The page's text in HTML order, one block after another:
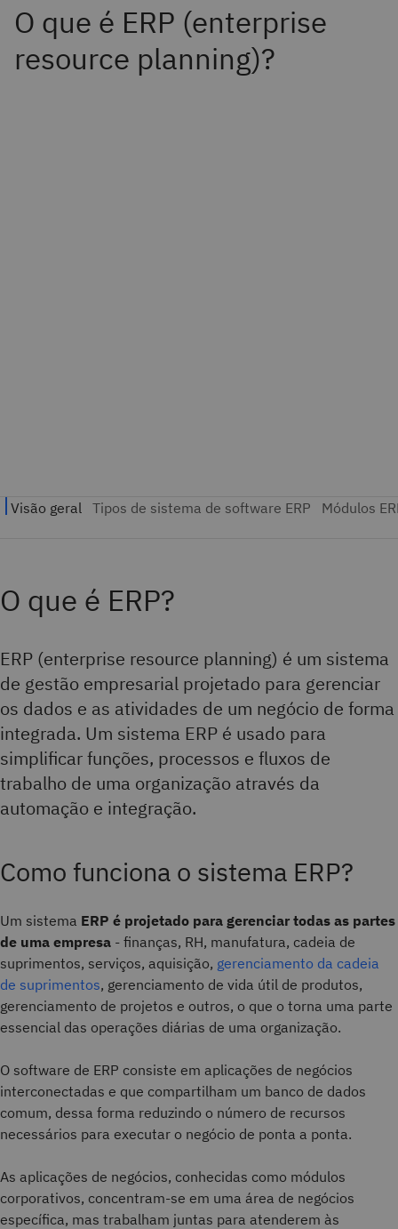
O que é ERP (enterprise
resource planning)?
O que é ERP?
ERP (enterprise resource planning) é um sistema
de gestão empresarial projetado para gerenciar
os dados e as atividades de um negócio de forma
integrada. Um sistema ERP é usado para
simplificar funções, processos e fluxos de
trabalho de uma organização através da
automação e integração.
Como funciona o sistema ERP?
Um sistema ERP é projetado para gerenciar todas as partes
de uma empresa - finanças, RH, manufatura, cadeia de
suprimentos, serviços, aquisição, gerenciamento da cadeia
de suprimentos, gerenciamento de vida útil de produtos,
gerenciamento de projetos e outros, o que o torna uma parte
essencial das operações diárias de uma organização.
O software de ERP consiste em aplicações de negócios
interconectadas e que compartilham um banco de dados
comum, dessa forma reduzindo o número de recursos
necessários para executar o negócio de ponta a ponta.
As aplicações de negócios, conhecidas como módulos
corporativos, concentram-se em uma área de negócios
específica, mas trabalham juntas para atenderem às